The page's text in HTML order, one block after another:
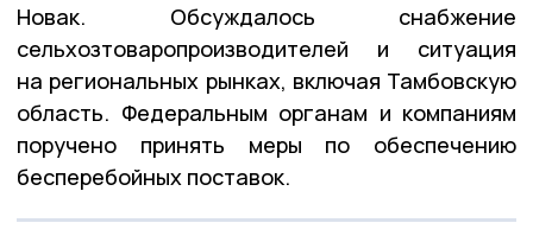
Новак. Обсуждалось снабжение
сельхозтоваропроизводителей и ситуация
на региональных рынках, включая Тамбовскую
область. Федеральным органам и компаниям
поручено принять меры по обеспечению
бесперебойных поставок.